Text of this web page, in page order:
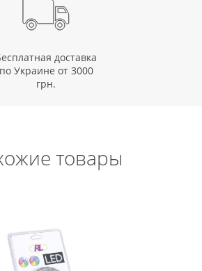
доставка
по Украине от 3000
грн.
товары